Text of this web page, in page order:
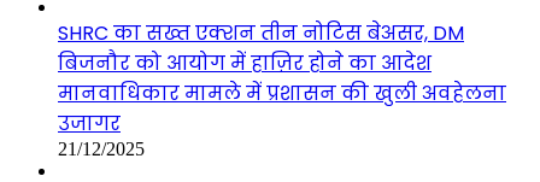
SHRC का सख्त एक्शन तीन नोटिस बेअसर, DM
बिजनौर को आयोग में हाज़िर होने का आदेश
मानवाधिकार मामले में प्रशासन की खुली अवहेलना
उजागर
21/12/2025